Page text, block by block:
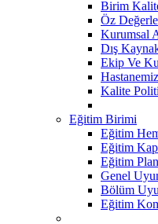
Birim
Öz
Kurumsal
Dış
Ekip Ve
Kalite
Eğitim Birimi
Eğitim
Eğitim
Eğitim
Genel
Bölüm
Eğitim